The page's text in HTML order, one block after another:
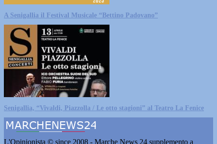
A Senigallia il Festival Musicale “Bettino Padovano”
Senigallia, “Vivaldi, Piazzolla / Le otto stagioni” al Teatro La Fenice
L'Opinionista © since 2008 - Marche News 24 supplemento a